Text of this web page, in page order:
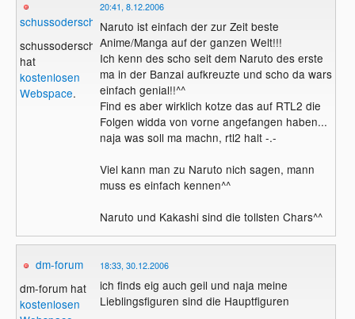
schussoderschere
schussoderschere
hat
kostenlosen
Webspace.
20:41, 8.12.2006
Naruto ist einfach der zur Zeit beste
Anime/Manga auf der ganzen Welt!!!
Ich kenn des scho seit dem Naruto des erste
ma in der Banzai aufkreuzte und scho da wars
einfach genial!!^^
Find es aber wirklich kotze das auf RTL2 die
Folgen widda von vorne angefangen haben...
naja was soll ma machn, rtl2 halt -.-
Viel kann man zu Naruto nich sagen, mann
muss es einfach kennen^^
Naruto und Kakashi sind die tollsten Chars^^
dm-forum
dm-forum hat
kostenlosen
18:33, 30.12.2006
ich finds eig auch geil und naja meine
Lieblingsfiguren sind die Hauptfiguren